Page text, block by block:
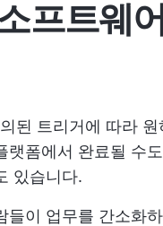
프트웨
된 트리거에 따라
폼에서 완료될 수
있습니다.
들이 업무를 간소화